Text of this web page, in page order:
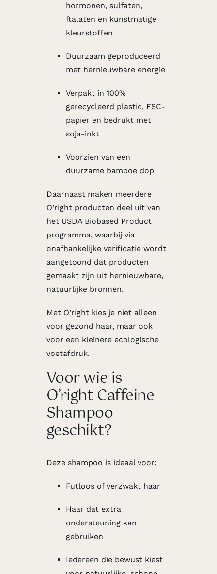
hormonen, sulfaten,
ftalaten en kunstmatige
kleurstoffen
Duurzaam geproduceerd
met hernieuwbare energie
Verpakt in 100%
gerecycleerd plastic, FSC-
papier en bedrukt met
soja-inkt
Voorzien van een
duurzame bamboe dop
Daarnaast maken meerdere
O’right producten deel uit van
het USDA Biobased Product
programma, waarbij via
onafhankelijke verificatie wordt
aangetoond dat producten
gemaakt zijn uit hernieuwbare,
natuurlijke bronnen.
Met O’right kies je niet alleen
voor gezond haar, maar ook
voor een kleinere ecologische
voetafdruk.
Voor wie is
O’right Caffeine
Shampoo
geschikt?
Deze shampoo is ideaal voor:
Futloos of verzwakt haar
Haar dat extra
ondersteuning kan
gebruiken
Iedereen die bewust kiest